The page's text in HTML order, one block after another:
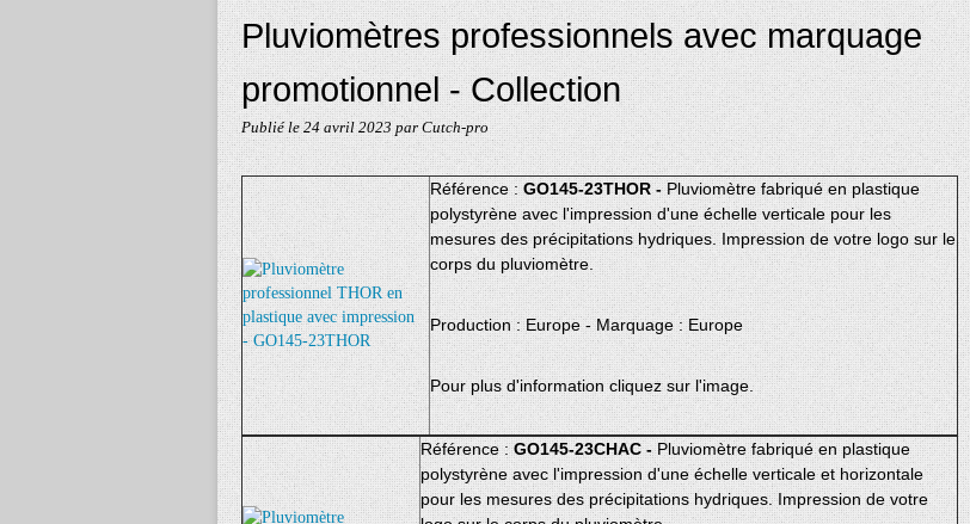
Pluviomètres professionnels avec marquage
promotionnel - Collection
Publié le24 avril 2023 par Cutch-pro
Référence :GO145-23THOR -Pluviomètre fabriqué en plastique
polystyrène avec l'impression d'une échelle verticale pour les
mesures des précipitations hydriques. Impression de votre logo sur le
corps du pluviomètre.
Production : Europe - Marquage : Europe
Pour plus d'information cliquez sur l'image.
Référence :GO145-23CHAC -Pluviomètre fabriqué en plastique
polystyrène avec l'impression d'une échelle verticale et horizontale
pour les mesures des précipitations hydriques. Impression de votre